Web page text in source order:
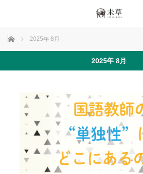
ホーム 2025年 8月
2025年 8月